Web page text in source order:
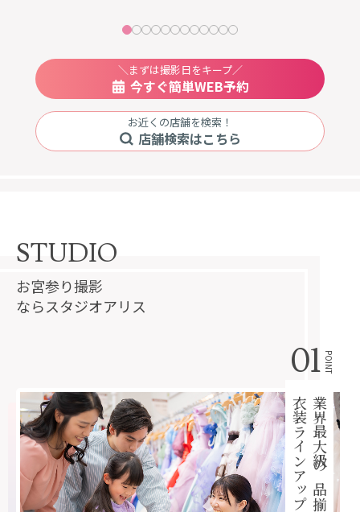
＼まずは撮影日をキープ／
今すぐ簡単WEB予約
お近くの店舗を検索！
店舗検索はこちら
STUDIO
お宮参り撮影
ならスタジオアリス
01 POINT
業界最大級の品揃え
衣装ラインアップ